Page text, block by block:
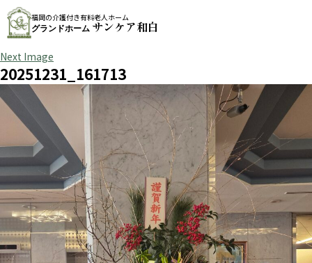
福岡の介護付き有料老人ホーム
グランドホーム サンケア和白
Next Image
20251231_161713